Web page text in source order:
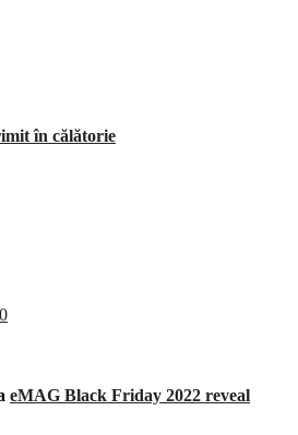
în călătorie
0
eMAG Black Friday 2022 reveal